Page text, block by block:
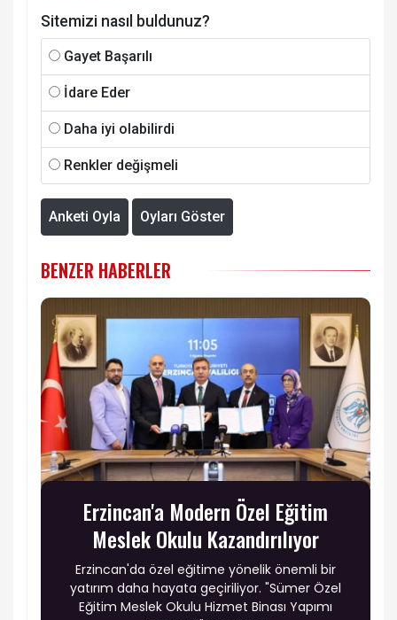
Sitemizi nasıl buldunuz?
Gayet Başarılı
İdare Eder
Daha iyi olabilirdi
Renkler değişmeli
Anketi Oyla Oyları Göster
BENZER HABERLER
Erzincan'a Modern Özel Eğitim
Meslek Okulu Kazandırılıyor
Erzincan'da özel eğitime yönelik önemli bir
yatırım daha hayata geçiriliyor. "Sümer Özel
Eğitim Meslek Okulu Hizmet Binası Yapımı